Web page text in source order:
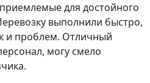
для достойного
выполнили быстро,
и проблем. Отличный
могу смело